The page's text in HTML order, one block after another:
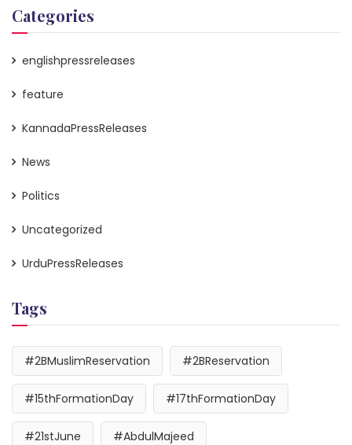
Categories
englishpressreleases
feature
KannadaPressReleases
News
Politics
Uncategorized
UrduPressReleases
Tags
#2BMuslimReservation #2BReservation
#15thFormationDay #17thFormationDay
#21stJune #AbdulMajeed